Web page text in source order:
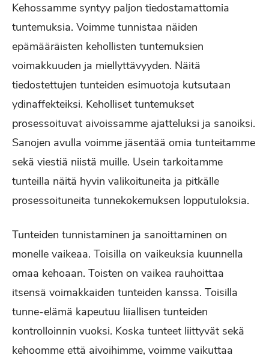
Kehossamme syntyy paljon tiedostamattomia
tuntemuksia. Voimme tunnistaa näiden
epämääräisten kehollisten tuntemuksien
voimakkuuden ja miellyttävyyden. Näitä
tiedostettujen tunteiden esimuotoja kutsutaan
ydinaffekteiksi. Keholliset tuntemukset
prosessoituvat aivoissamme ajatteluksi ja sanoiksi.
Sanojen avulla voimme jäsentää omia tunteitamme
sekä viestiä niistä muille. Usein tarkoitamme
tunteilla näitä hyvin valikoituneita ja pitkälle
prosessoituneita tunnekokemuksen lopputuloksia.
Tunteiden tunnistaminen ja sanoittaminen on
monelle vaikeaa. Toisilla on vaikeuksia kuunnella
omaa kehoaan. Toisten on vaikea rauhoittaa
itsensä voimakkaiden tunteiden kanssa. Toisilla
tunne-elämä kapeutuu liiallisen tunteiden
kontrolloinnin vuoksi. Koska tunteet liittyvät sekä
kehoomme että aivoihimme, voimme vaikuttaa